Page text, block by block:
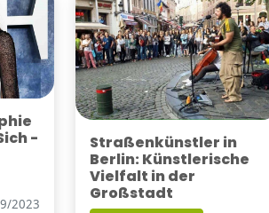
-
2023
Straßenkünstler in
Berlin: Künstlerische
Vielfalt in der
Großstadt